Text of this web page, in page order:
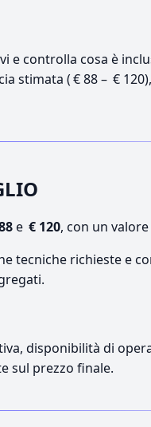
controlla cosa è
stimata ( € 88 – €
e € 120, con un
tecniche richieste e
disponibilità di
sul prezzo finale.